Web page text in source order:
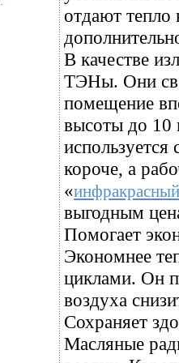
отдают тепло
В качестве
ТЭНы. Они
помещение
высоты до 10
короче, а
«
выгодным
Помогает
Экономнее
циклами. Он
воздуха
Сохраняет
Масляные